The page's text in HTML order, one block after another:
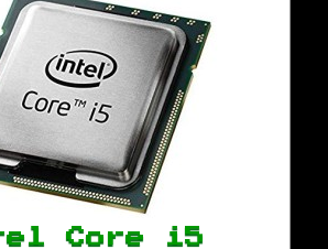
Core i5